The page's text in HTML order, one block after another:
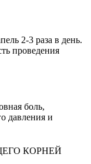
2-3 раза в день.
проведения
боль,
давления и
КОРНЕЙ